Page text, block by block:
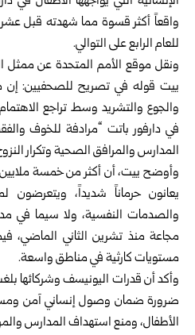
واقعاً أكثر قسوة مما شهدته قبل
للعام الرابع على التوالي.
ونقل موقع الأمم المتحدة عن
ييت قوله في تصريح للصحفيين: إن
والجوع والتشريد وسط تراجع
في دارفور باتت “مرادفة للخوف
المدارس والمرافق الصحية وتكرار
وأوضح ييت، أن أكثر من خمسة
يعانون حرماناً شديداً، ويتعرضون
والصدمات النفسية، ولا سيما في
مجاعة منذ تشرين الثاني الماضي،
مستويات كارثية في مناطق واسعة.
وأكد أن قدرات اليونيسف وشركائها
ضرورة ضمان وصول إنساني آمن
الأطفال، ومنع استهداف المدارس